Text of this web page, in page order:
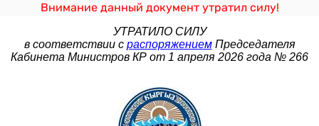
Внимание данный документ утратил силу!